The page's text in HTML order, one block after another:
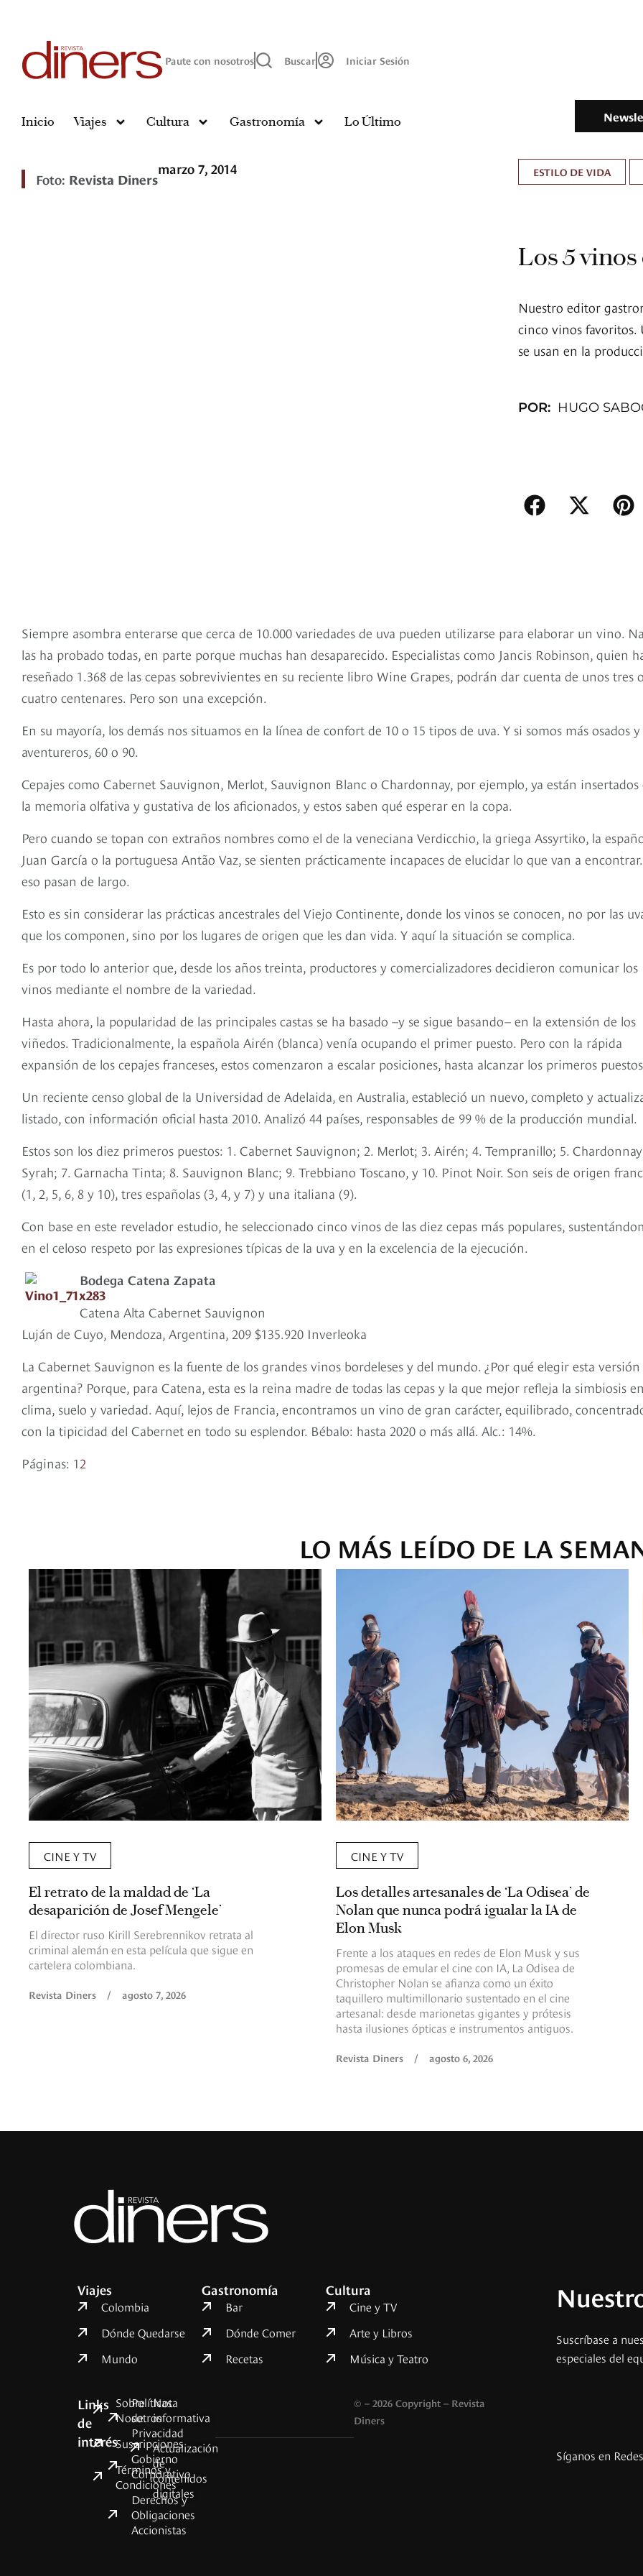
Paute con nosotros Buscar Iniciar Sesión
Inicio Viajes Cultura Gastronomía Lo Último
Foto: Revista Diners
marzo 7, 2014 ESTILO DE VIDA
Los 5
Nuestro editor
cinco vinos favoritos.
se usan en la
POR: HUGO
Siempre asombra enterarse que cerca de 10.000 variedades de uva pueden utilizarse para elaborar un vino.
las ha probado todas, en parte porque muchas han desaparecido. Especialistas como Jancis Robinson, quien
reseñado 1.368 de las cepas sobrevivientes en su reciente libro Wine Grapes, podrán dar cuenta de unos tres o
cuatro centenares. Pero son una excepción.
En su mayoría, los demás nos situamos en la línea de confort de 10 o 15 tipos de uva. Y si somos más osados y
aventureros, 60 o 90.
Cepajes como Cabernet Sauvignon, Merlot, Sauvignon Blanc o Chardonnay, por ejemplo, ya están insertados
la memoria olfativa y gustativa de los aficionados, y estos saben qué esperar en la copa.
Pero cuando se topan con extraños nombres como el de la veneciana Verdicchio, la griega Assyrtiko, la
Juan García o la portuguesa Antão Vaz, se sienten prácticamente incapaces de elucidar lo que van a
eso pasan de largo.
Esto es sin considerar las prácticas ancestrales del Viejo Continente, donde los vinos se conocen, no por las
que los componen, sino por los lugares de origen que les dan vida. Y aquí la situación se complica.
Es por todo lo anterior que, desde los años treinta, productores y comercializadores decidieron comunicar los
vinos mediante el nombre de la variedad.
Hasta ahora, la popularidad de las principales castas se ha basado –y se sigue basando– en la extensión de los
viñedos. Tradicionalmente, la española Airén (blanca) venía ocupando el primer puesto. Pero con la rápida
expansión de los cepajes franceses, estos comenzaron a escalar posiciones, hasta alcanzar los primeros
Un reciente censo global de la Universidad de Adelaida, en Australia, estableció un nuevo, completo y
listado, con información oficial hasta 2010. Analizó 44 países, responsables de 99 % de la producción mundial.
Estos son los diez primeros puestos: 1. Cabernet Sauvignon; 2. Merlot; 3. Airén; 4. Tempranillo; 5.
Syrah; 7. Garnacha Tinta; 8. Sauvignon Blanc; 9. Trebbiano Toscano, y 10. Pinot Noir. Son seis de origen
(1, 2, 5, 6, 8 y 10), tres españolas (3, 4, y 7) y una italiana (9).
Con base en este revelador estudio, he seleccionado cinco vinos de las diez cepas más populares,
en el celoso respeto por las expresiones típicas de la uva y en la excelencia de la ejecución.
Bodega Catena Zapata
Catena Alta Cabernet Sauvignon
Luján de Cuyo, Mendoza, Argentina, 209 $135.920 Inverleoka
La Cabernet Sauvignon es la fuente de los grandes vinos bordeleses y del mundo. ¿Por qué elegir esta versión
argentina? Porque, para Catena, esta es la reina madre de todas las cepas y la que mejor refleja la simbiosis
clima, suelo y variedad. Aquí, lejos de Francia, encontramos un vino de gran carácter, equilibrado,
con la tipicidad del Cabernet en todo su esplendor. Bébalo: hasta 2020 o más allá. Alc.: 14%.
Páginas: 12
LO MÁS LEÍDO DE LA
CINE Y TV
El retrato de la maldad de ‘La
desaparición de Josef Mengele’
El director ruso Kirill Serebrennikov retrata al
criminal alemán en esta película que sigue en
cartelera colombiana.
Revista Diners / agosto 7, 2026
CINE Y TV
Los detalles artesanales de ‘La Odisea’ de
Nolan que nunca podrá igualar la IA de
Elon Musk
Frente a los ataques en redes de Elon Musk y sus
promesas de emular el cine con IA, La Odisea de
Christopher Nolan se afianza como un éxito
taquillero multimillonario sustentado en el cine
artesanal: desde marionetas gigantes y prótesis
hasta ilusiones ópticas e instrumentos antiguos.
Revista Diners / agosto 6, 2026
Viajes
Colombia
Dónde Quedarse
Mundo
Gastronomía
Bar
Dónde Comer
Recetas
Cultura
Cine y TV
Arte y Libros
Música y Teatro
Links
de
interés
Sobre
Nosotros
Suscripciones
Términos y
Condiciones
Políticas
de
Privacidad
Gobierno
Corporativo
Derechos y
Obligaciones
Accionistas
Nota
informativa
–
Actualización
de
contenidos
digitales
© – 2026 Copyright – Revista
Diners
Suscríbase a
especiales del
Síganos en Redes